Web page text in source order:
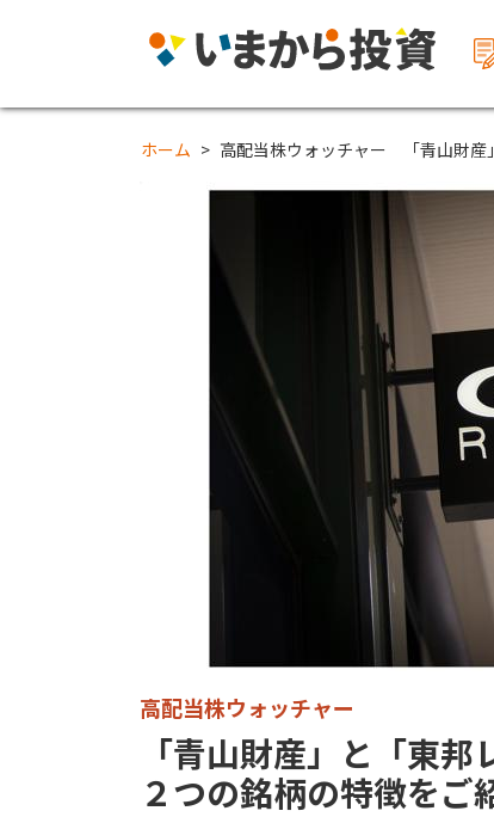
ホーム 高配当株ウォッチャー 「青山財産
高配当株ウォッチャー
「青山財産」と「東
２つの銘柄の特徴をご